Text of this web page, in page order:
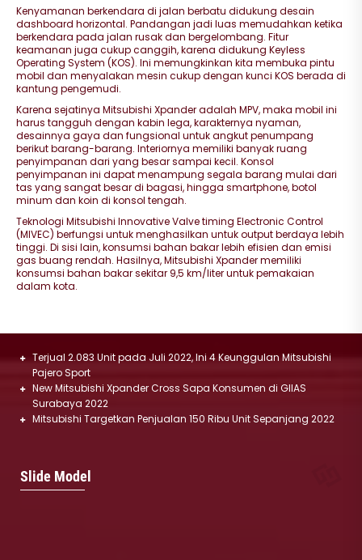
Kenyamanan berkendara di jalan berbatu didukung desain
dashboard horizontal. Pandangan jadi luas memudahkan ketika
berkendara pada jalan rusak dan bergelombang. Fitur
keamanan juga cukup canggih, karena didukung Keyless
Operating System (KOS). Ini memungkinkan kita membuka pintu
mobil dan menyalakan mesin cukup dengan kunci KOS berada di
kantung pengemudi.
Karena sejatinya Mitsubishi Xpander adalah MPV, maka mobil ini
harus tangguh dengan kabin lega, karakternya nyaman,
desainnya gaya dan fungsional untuk angkut penumpang
berikut barang-barang. Interiornya memiliki banyak ruang
penyimpanan dari yang besar sampai kecil. Konsol
penyimpanan ini dapat menampung segala barang mulai dari
tas yang sangat besar di bagasi, hingga smartphone, botol
minum dan koin di konsol tengah.
Teknologi Mitsubishi Innovative Valve timing Electronic Control
(MIVEC) berfungsi untuk menghasilkan untuk output berdaya lebih
tinggi. Di sisi lain, konsumsi bahan bakar lebih efisien dan emisi
gas buang rendah. Hasilnya, Mitsubishi Xpander memiliki
konsumsi bahan bakar sekitar 9,5 km/liter untuk pemakaian
dalam kota.
Terjual 2.083 Unit pada Juli 2022, Ini 4 Keunggulan Mitsubishi
Pajero Sport
New Mitsubishi Xpander Cross Sapa Konsumen di GIIAS
Surabaya 2022
Mitsubishi Targetkan Penjualan 150 Ribu Unit Sepanjang 2022
Slide Model
Destinator
Mulai :475.000.000